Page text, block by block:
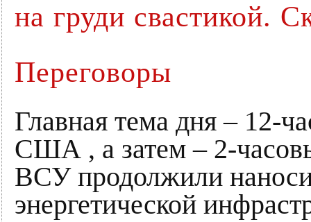
на груди свастикой.
Переговоры
Главная тема дня – 12-
США , а затем – 2-
ВСУ продолжили
энергетической